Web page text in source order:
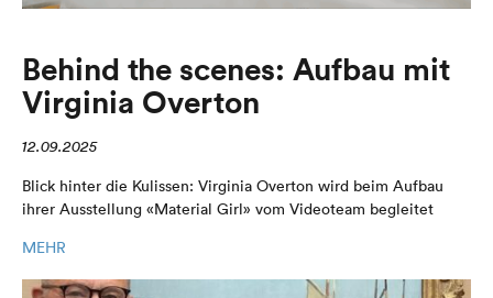
Behind the scenes: Aufbau mit
Virginia Overton
12.09.2025
Blick hinter die Kulissen: Virginia Overton wird beim Aufbau
ihrer Ausstellung «Material Girl» vom Videoteam begleitet
MEHR